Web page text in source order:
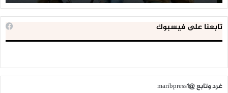
تابعنا على فيسبوك
غرد وتابع @maribpress1